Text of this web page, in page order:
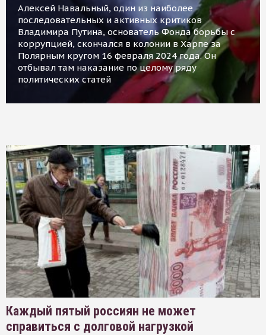
Алексей Навальный, один из наиболее
последовательных и активных критиков
Владимира Путина, основатель Фонда борьбы с
коррупцией, скончался в колонии в Харпе за
Полярным кругом 16 февраля 2024 года. Он
отбывал там наказание по целому ряду
политических статей
Каждый пятый россиян не может
справиться с долговой нагрузкой